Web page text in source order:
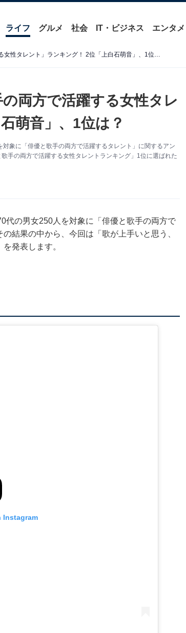
ライフ グルメ 社会 IT・ビジネス エンタメ
歌がうまいと思う「俳優と歌手の両方で活躍する女性タレント」ランキング！ 2位「上白石萌音」、1位は？
両方で活躍する女性タレ
萌音」、1位は？
象に「俳優と歌手の両方で活躍するタレント」に関するアン
手の両方で活躍する女性タレントランキング」1位に選ばれた
代の男女250人を対象に「俳優と歌手の両方で
結果の中から、今回は「歌が上手いと思う、
発表します。
Instagram